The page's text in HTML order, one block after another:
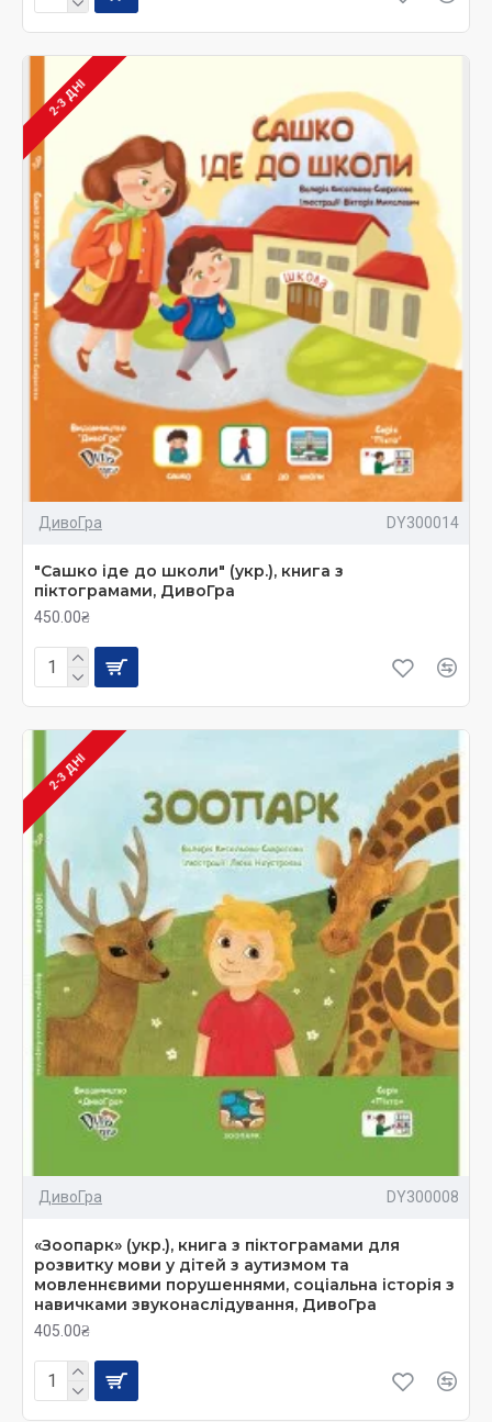
2-3 ДНІ
ДивоГра DY300014
"Сашко іде до школи" (укр.), книга з
піктограмами, ДивоГра
450.00₴
2-3 ДНІ
ДивоГра DY300008
«Зоопарк» (укр.), книга з піктограмами для
розвитку мови у дітей з аутизмом та
мовленнєвими порушеннями, соціальна історія з
навичками звуконаслідування, ДивоГра
405.00₴